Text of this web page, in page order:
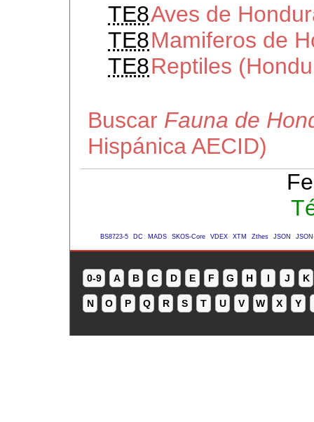
TE8Aves de
TE8Mamiferos de
TE8Reptiles
Buscar Fauna de
Hispánica AECID)
BS8723-5 DC MADS SKOS-Core VDEX XTM Zthes JSON
0-9 A B C D E F G H I J K
N O P Q R S T U V W X Y